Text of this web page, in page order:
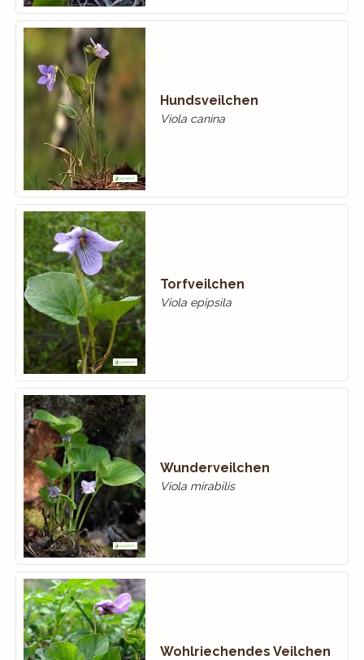
Hundsveilchen
Viola canina
Torfveilchen
Viola epipsila
Wunderveilchen
Viola mirabilis
Wohlriechendes Veilchen